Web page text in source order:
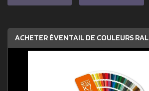
ACHETER ÉVENTAIL DE COULEURS RAL